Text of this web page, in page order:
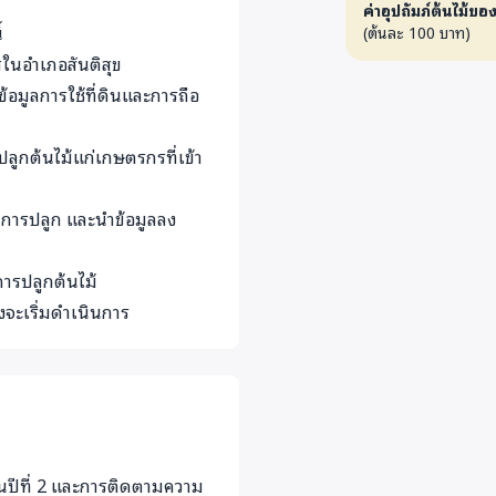
ไร่ เพื่อให้มีต้นไม้เพิ่ม
งการต้นไม้ของเรา
ลูกพืชเชิงเดี่ยว และวางแผน
อย่างน้อย 100 ต้นต่อไร่ ใน
ารเติบโต เพื่อการติดตามการ
อำเภอสันติสุข
อมูลการใช้ที่ดินและการถือ
ลูกต้นไม้แก่เกษตรกรที่เข้า
ารปลูก และนำข้อมูลลง
รปลูกต้นไม้
ะเริ่มดำเนินการ
ที่ 2 และการติดตามความ
ค่าอุปถัมภ์ต้นไม้ของ
(ต้นละ 100 บาท)